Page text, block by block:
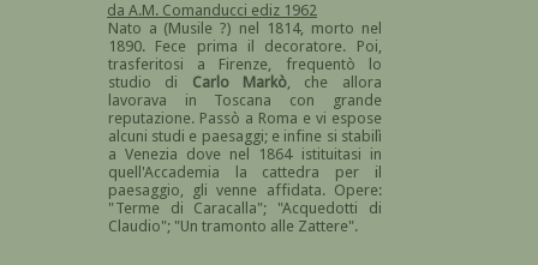
da A.M. Comanducci ediz 1962
Nato a (Musile ?) nel 1814, morto nel
1890. Fece prima il decoratore. Poi,
trasferitosi a Firenze, frequentò lo
studio di Carlo Markò, che allora
lavorava in Toscana con grande
reputazione. Passò a Roma e vi espose
alcuni studi e paesaggi; e infine si stabilì
a Venezia dove nel 1864 istituitasi in
quell'Accademia la cattedra per il
paesaggio, gli venne affidata. Opere:
"Terme di Caracalla"; "Acquedotti di
Claudio"; "Un tramonto alle Zattere".